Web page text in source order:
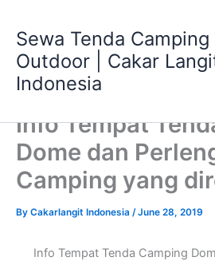
content
Sewa Tenda Camping
Outdoor | Cakar
Indonesia
Info Tempat
Dome dan
Camping yang
By Cakarlangit Indonesia /June 28, 2019
Info Tempat Tenda Camping